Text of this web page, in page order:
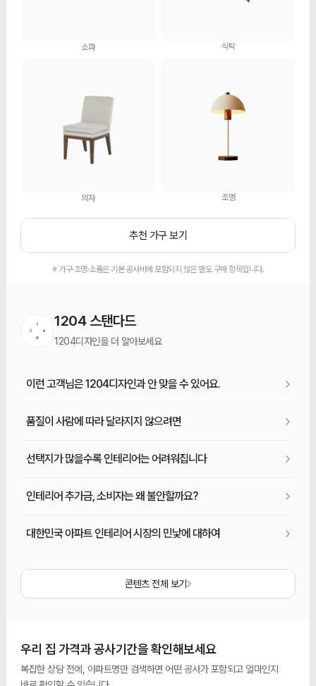
소파 식탁
의자 조명
추천 가구 보기
※ 가구·조명·소품은 기본 공사비에 포함되지 않은 별도 구매 항목입니다.
1204 스탠다드
1204디자인을 더 알아보세요
이런 고객님은 1204디자인과 안 맞을 수 있어요.
품질이 사람에 따라 달라지지 않으려면
선택지가 많을수록 인테리어는 어려워집니다
인테리어 추가금, 소비자는 왜 불안할까요?
대한민국 아파트 인테리어 시장의 민낯에 대하여
콘텐츠 전체 보기
우리 집 가격과 공사기간을 확인해보세요
복잡한 상담 전에, 아파트명만 검색하면 어떤 공사가 포함되고 얼마인지